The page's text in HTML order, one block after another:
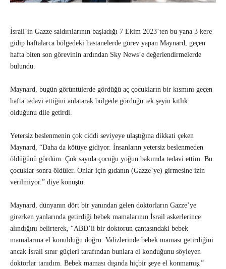
İsrail’in Gazze saldırılarının başladığı 7 Ekim 2023’ten bu yana 3 kere
gidip haftalarca bölgedeki hastanelerde görev yapan Maynard, geçen
hafta biten son görevinin ardından Sky News’e değerlendirmelerde
bulundu.
Maynard, bugün görüntülerde gördüğü aç çocukların bir kısmını geçen
hafta tedavi ettiğini anlatarak bölgede gördüğü tek şeyin kıtlık
olduğunu dile getirdi.
Yetersiz beslenmenin çok ciddi seviyeye ulaştığına dikkati çeken
Maynard, “Daha da kötüye gidiyor. İnsanların yetersiz beslenmeden
öldüğünü gördüm. Çok sayıda çocuğu yoğun bakımda tedavi ettim. Bu
çocuklar sonra öldüler. Onlar için gıdanın (Gazze’ye) girmesine izin
verilmiyor.” diye konuştu.
Maynard, dünyanın dört bir yanından gelen doktorların Gazze’ye
girerken yanlarında getirdiği bebek mamalarının İsrail askerlerince
alındığını belirterek, “ABD’li bir doktorun çantasındaki bebek
mamalarına el konulduğu doğru. Valizlerinde bebek maması getirdiğini
ancak İsrail sınır güçleri tarafından bunlara el konduğunu söyleyen
doktorlar tanıdım. Bebek maması dışında hiçbir şeye el konmamış.”